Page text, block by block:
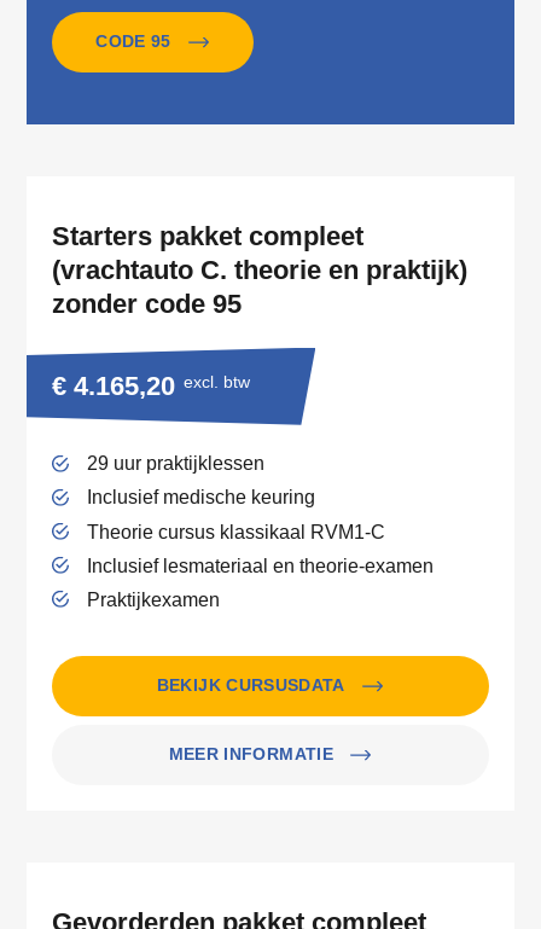
CODE 95
Starters pakket compleet
(vrachtauto C. theorie en praktijk)
zonder code 95
€ 4.165,20 excl. btw
29 uur praktijklessen
Inclusief medische keuring
Theorie cursus klassikaal RVM1-C
Inclusief lesmateriaal en theorie-examen
Praktijkexamen
BEKIJK CURSUSDATA
MEER INFORMATIE
Gevorderden pakket compleet